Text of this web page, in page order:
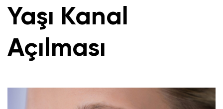
Yaşı Kanal
Açılması